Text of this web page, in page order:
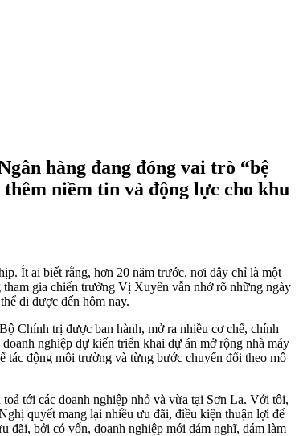
hàng đang đóng vai trò “bệ
niềm tin và động lực cho khu
Ít ai biết rằng, hơn 20 năm trước, nơi đây chỉ là một
gia chiến trường Vị Xuyên vẫn nhớ rõ những ngày
đi được đến hôm nay.
Chính trị được ban hành, mở ra nhiều cơ chế, chính
nghiệp dự kiến triển khai dự án mở rộng nhà máy
tác động môi trường và từng bước chuyển đổi theo mô
tới các doanh nghiệp nhỏ và vừa tại Sơn La. Với tôi,
quyết mang lại nhiều ưu đãi, điều kiện thuận lợi để
đãi, bởi có vốn, doanh nghiệp mới dám nghĩ, dám làm